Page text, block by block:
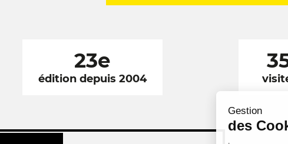
Gestion
des
23e
édition depuis 2004